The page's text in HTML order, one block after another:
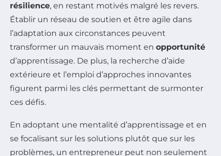
résilience, en restant motivés malgré les revers.
Établir un réseau de soutien et être agile dans
l’adaptation aux circonstances peuvent
transformer un mauvais moment en opportunité
d’apprentissage. De plus, la recherche d’aide
extérieure et l’emploi d’approches innovantes
figurent parmi les clés permettant de surmonter
ces défis.
En adoptant une mentalité d’apprentissage et en
se focalisant sur les solutions plutôt que sur les
problèmes, un entrepreneur peut non seulement